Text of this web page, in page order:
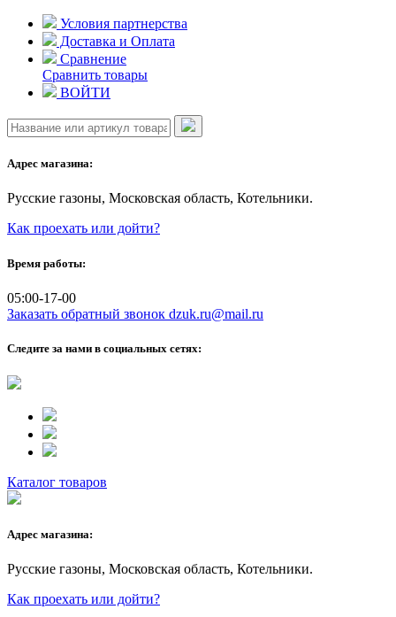
Skip
content
Условия партнерства
Доставка и Оплата
Сравнение
Сравнить товары
ВОЙТИ
Адрес магазина:
Русские газоны, Московская область, Котельники.
Как проехать или дойти?
Время работы:
05:00-17-00
Заказать обратный звонок dzuk.ru@mail.ru
Следите за нами в социальных сетях:
Каталог товаров
Адрес магазина:
Русские газоны, Московская область, Котельники.
Как проехать или дойти?